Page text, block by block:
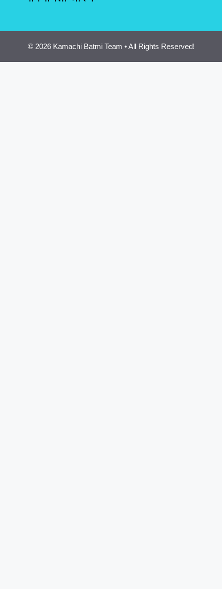
© 2026 Kamachi Batmi Team • All Rights Reserved!